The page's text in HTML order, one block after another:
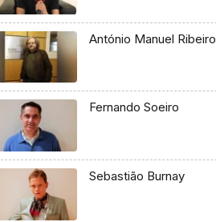
António Manuel Ribeiro
Fernando Soeiro
Sebastião Burnay